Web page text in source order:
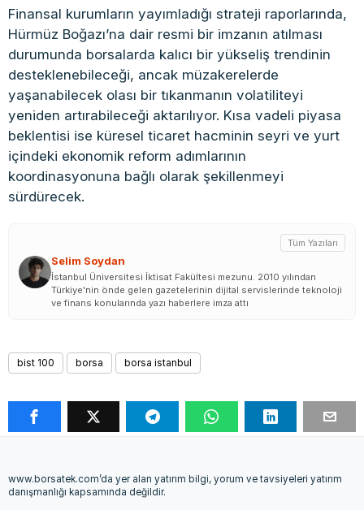
Finansal kurumların yayımladığı strateji raporlarında,
Hürmüz Boğazı’na dair resmi bir imzanın atılması
durumunda borsalarda kalıcı bir yükseliş trendinin
desteklenebileceği, ancak müzakerelerde
yaşanabilecek olası bir tıkanmanın volatiliteyi
yeniden artırabileceği aktarılıyor. Kısa vadeli piyasa
beklentisi ise küresel ticaret hacminin seyri ve yurt
içindeki ekonomik reform adımlarının
koordinasyonuna bağlı olarak şekillenmeyi
sürdürecek.
Selim Soydan
Tüm Yazıları
İstanbul Üniversitesi İktisat Fakültesi mezunu. 2010 yılından
Türkiye'nin önde gelen gazetelerinin dijital servislerinde teknoloji
ve finans konularında yazı haberlere imza attı
bist 100 borsa borsa istanbul
www.borsatek.com’da yer alan yatırım bilgi, yorum ve tavsiyeleri yatırım
danışmanlığı kapsamında değildir.